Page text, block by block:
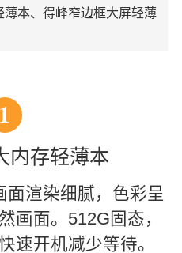
本、得峰窄边框大屏轻薄
1
内存轻薄本
面渲染细腻，色彩呈
画面。512G固态，
速开机减少等待。